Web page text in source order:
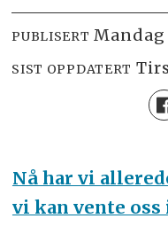
PUBLISERT
SIST OPPDATERT
Nå har vi
vi kan vente